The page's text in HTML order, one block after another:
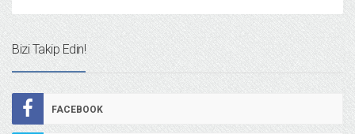
Bizi Takip Edin!
FACEBOOK